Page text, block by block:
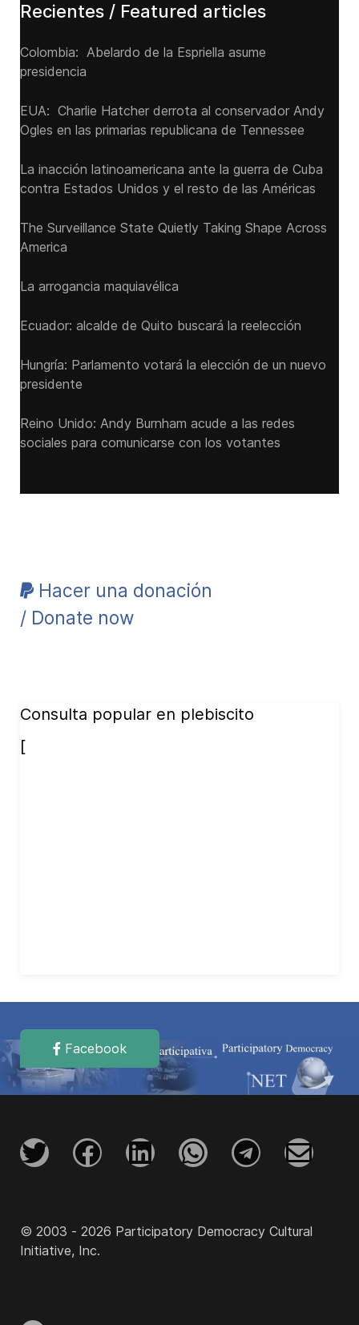
Recientes / Featured articles
Colombia: Abelardo de la Espriella asume
presidencia
EUA: Charlie Hatcher derrota al conservador Andy
Ogles en las primarias republicana de Tennessee
La inacción latinoamericana ante la guerra de Cuba
contra Estados Unidos y el resto de las Américas
The Surveillance State Quietly Taking Shape Across
America
La arrogancia maquiavélica
Ecuador: alcalde de Quito buscará la reelección
Hungría: Parlamento votará la elección de un nuevo
presidente
Reino Unido: Andy ‌Burnham acude a las redes
sociales para comunicarse con los votantes
Hacer una donación
/ Donate now
Consulta popular en plebiscito
[
Facebook
© 2003 - 2026 Participatory Democracy Cultural
Initiative, Inc.